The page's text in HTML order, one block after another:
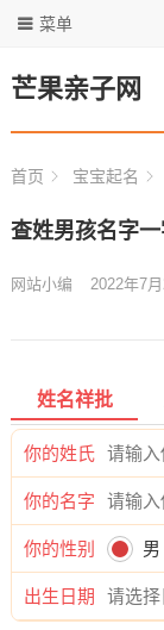
芒果亲子网
菜单
首页 宝宝起名
查姓男孩名字
网站小编 2022年7
姓名祥批
你的姓氏
你的名字
你的性别 男
出生日期